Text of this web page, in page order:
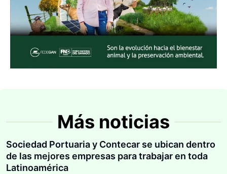
Más noticias
Sociedad Portuaria y Contecar se ubican dentro
de las mejores empresas para trabajar en toda
Latinoamérica